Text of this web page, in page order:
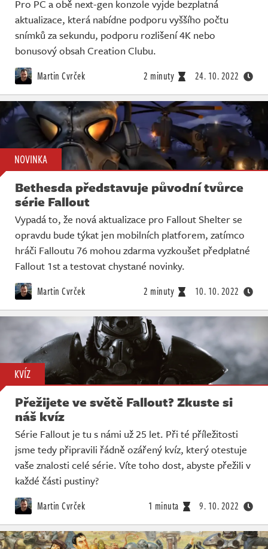
Pro PC a obě next-gen konzole vyjde bezplatná
aktualizace, která nabídne podporu vyššího počtu
snímků za sekundu, podporu rozlišení 4K nebo
bonusový obsah Creation Clubu.
Martin Cvrček 2 minuty 24. 10. 2022
NOVINKA
Bethesda představuje původní tvůrce
série Fallout
Vypadá to, že nová aktualizace pro Fallout Shelter se
opravdu bude týkat jen mobilních platforem, zatímco
hráči Falloutu 76 mohou zdarma vyzkoušet předplatné
Fallout 1st a testovat chystané novinky.
Martin Cvrček 2 minuty 10. 10. 2022
KVÍZ
Přežijete ve světě Fallout? Zkuste si
náš kvíz
Série Fallout je tu s námi už 25 let. Při té příležitosti
jsme tedy připravili řádně ozářený kvíz, který otestuje
vaše znalosti celé série. Víte toho dost, abyste přežili v
každé části pustiny?
Martin Cvrček 1 minuta 9. 10. 2022